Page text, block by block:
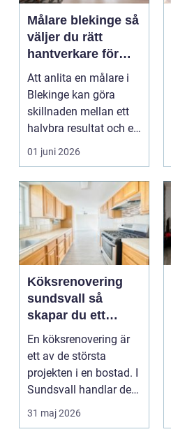
Målare blekinge så
väljer du rätt
hantverkare för
ditt projekt
Att anlita en målare i
Blekinge kan göra
skillnaden mellan ett
halvbra resultat och ett
hem eller en...
01 juni 2026
Köksrenovering
sundsvall så
skapar du ett
hållbart och
funktionellt kök
En köksrenovering är
ett av de största
projekten i en bostad. I
Sundsvall handlar det
ofta om att ko...
31 maj 2026